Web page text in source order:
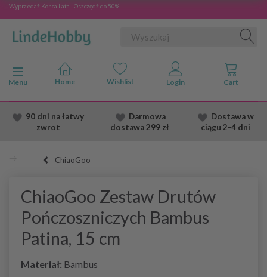
Wyprzedaż Konca Lata - Oszczędź do 50%
Przełącz nawigację
Menu
90 dni na łatwy
zwrot
Darmowa
dostawa299 zł
Dostawaw
ciągu 2-4 dni
ChiaoGoo
ChiaoGoo Zestaw Drutów
Pończoszniczych Bambus
Patina, 15 cm
Materiał: Bambus